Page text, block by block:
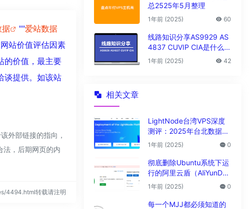
据 ""爱站数据
站价值评估因素
的价值，最主要
谈提供。如该站
外部链接的指向，
，后期网页的内
4494.html转载请注明
总2525年5月整理
1年前 (2025) 60
线路知识分享AS9929 AS
4837 CUVIP CIA是什么线
路?
1年前 (2025) 42
相关文章
LightNode台湾VPS深度
测评：2025年台北数据中
心vps性能与解锁能力全解
1年前 (2025) 0
彻底删除Ubuntu系统下运
行的阿里云盾（AliYunDu
n/Aegis）
1年前 (2025) 0
每一个MJJ都必须知道的